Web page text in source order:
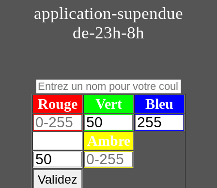
application-supendue
de-23h-8h
Rouge Vert Bleu
Ambre
Validez